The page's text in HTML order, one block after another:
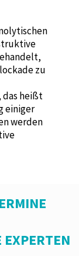
zu
heißt
einiger
werden